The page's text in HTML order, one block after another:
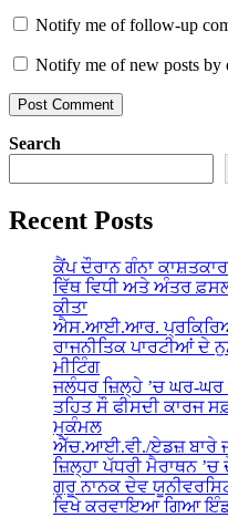
Notify me of follow-up
Notify me of new posts by
Search
Recent Posts
ਕੈਂਪ ਦੌਰਾਨ ਗੰਨਾ
ਵਿੱਥ ਵਿਧੀ ਅਤੇ ਅੰਤਰ
ਕੀਤਾ
ਐਸ.ਆਈ.ਆਰ.
ਰਾਜਨੀਤਿਕ ਪਾਰਟੀਆਂ ਦੇ
ਮੀਟਿੰਗ
ਜਲੰਧਰ ਜ਼ਿਲ੍ਹੇ ’ਚ ਘਰ-ਘਰ
ਤਹਿਤ ਸੌ ਫੀਸਦੀ ਕਾਰਜ
ਮੁਕੰਮਲ
ਐੱਚ.ਆਈ.ਵੀ./ਏਡਜ਼ ਬਾਰੇ
ਜ਼ਿਲ੍ਹਾ ਪੱਧਰੀ ਮੈਰਾਥਨ ’ਚ
ਗੁਰੂ ਨਾਨਕ ਦੇਵ
ਵਿਖੇ ਕਰਵਾਇਆ ਗਿਆ